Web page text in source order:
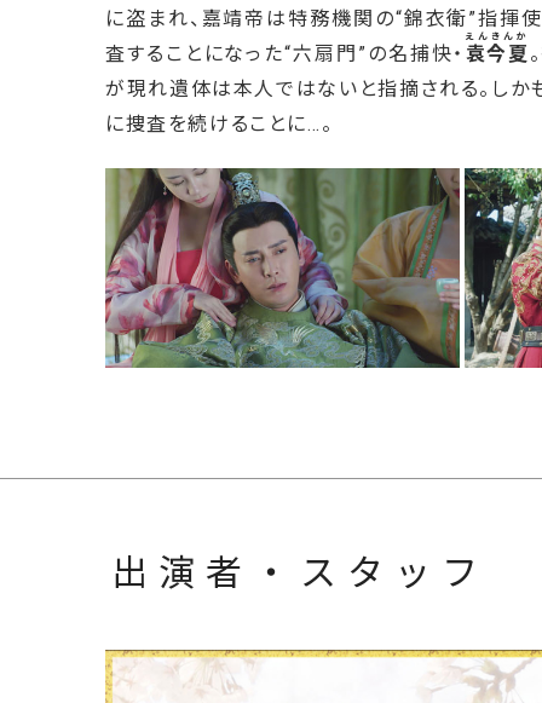
に盗まれ、嘉靖帝は特務機関の“錦衣衛”指揮使
査することになった“六扇門”の名捕快・ 袁今夏
えんきんか
が現れ遺体は本人ではないと指摘される。し
に捜査を続けることに…。
出演者・スタッフ